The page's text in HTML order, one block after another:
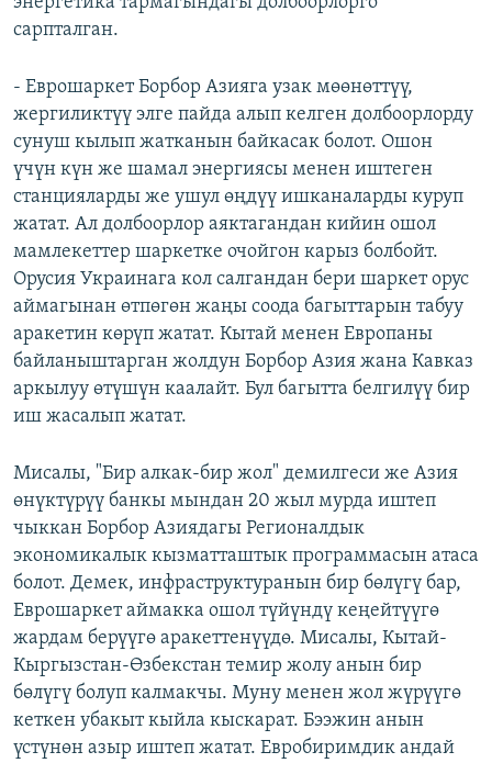
сарпталган.
- Еврошаркет Борбор Азияга узак мөөнөттүү,
жергиликтүү элге пайда алып келген долбоорлорду
сунуш кылып жатканын байкасак болот. Ошон
үчүн күн же шамал энергиясы менен иштеген
станцияларды же ушул өңдүү ишканаларды куруп
жатат. Ал долбоорлор аяктагандан кийин ошол
мамлекеттер шаркетке очойгон карыз болбойт.
Орусия Украинага кол салгандан бери шаркет орус
аймагынан өтпөгөн жаңы соода багыттарын табуу
аракетин көрүп жатат. Кытай менен Европаны
байланыштарган жолдун Борбор Азия жана Кавказ
аркылуу өтүшүн каалайт. Бул багытта белгилүү бир
иш жасалып жатат.
Мисалы, "Бир алкак-бир жол" демилгеси же Азия
өнүктүрүү банкы мындан 20 жыл мурда иштеп
чыккан Борбор Азиядагы Регионалдык
экономикалык кызматташтык программасын атаса
болот. Демек, инфраструктуранын бир бөлүгү бар,
Еврошаркет аймакка ошол түйүндү кеңейтүүгө
жардам берүүгө аракеттенүүдө. Мисалы, Кытай-
Кыргызстан-Өзбекстан темир жолу анын бир
бөлүгү болуп калмакчы. Муну менен жол жүрүүгө
кеткен убакыт кыйла кыскарат. Бээжин анын
үстүнөн азыр иштеп жатат. Евробиримдик андай